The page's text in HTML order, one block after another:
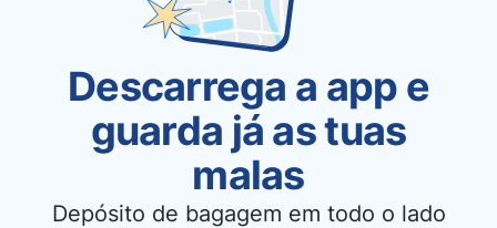
Descarrega a app e
guarda já as tuas
malas
Depósito de bagagem em todo o lado